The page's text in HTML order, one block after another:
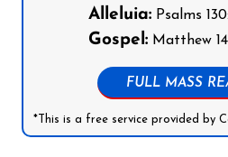
Alleluia: Psalms
Gospel: Matthew
FULL MASS
*This is a free service provided by